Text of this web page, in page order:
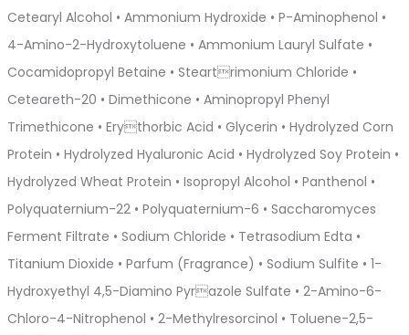
Cetearyl Alcohol • Ammonium Hydroxide • P-Aminophenol •
4-Amino-2-Hydroxytoluene • Ammonium Lauryl Sulfate •
Cocamidopropyl Betaine • Steartrimonium Chloride •
Ceteareth-20 • Dimethicone • Aminopropyl Phenyl
Trimethicone • Erythorbic Acid • Glycerin • Hydrolyzed Corn
Protein • Hydrolyzed Hyaluronic Acid • Hydrolyzed Soy Protein •
Hydrolyzed Wheat Protein • Isopropyl Alcohol • Panthenol •
Polyquaternium-22 • Polyquaternium-6 • Saccharomyces
Ferment Filtrate • Sodium Chloride • Tetrasodium Edta •
Titanium Dioxide • Parfum (Fragrance) • Sodium Sulfite • 1-
Hydroxyethyl 4,5-Diamino Pyrazole Sulfate • 2-Amino-6-
Chloro-4-Nitrophenol • 2-Methylresorcinol • Toluene-2,5-